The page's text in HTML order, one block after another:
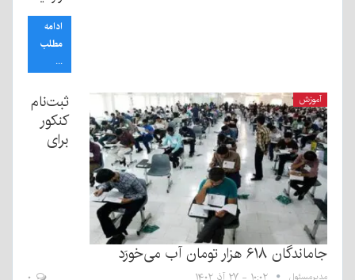
ادامه
مطلب
...
آموزش
ثبت‌نام
کنکور
برای
جاماندگان ۶۱۸ هزار تومان آب می‌خورَد
مدیرمسئول ۱۰:۰۲ - ۲۷ آذر ۱۴۰۲